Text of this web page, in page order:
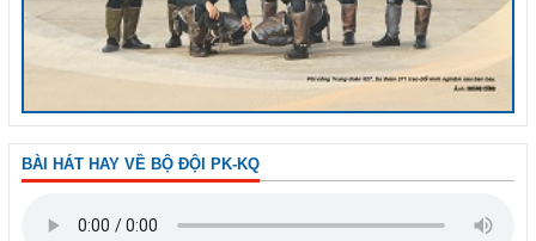
BÀI HÁT HAY VỀ BỘ ĐỘI PK-KQ